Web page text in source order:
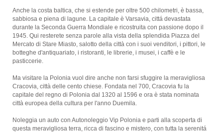
Anche la costa baltica, che si estende per oltre 500 chilometri, è bassa,
sabbiosa e piena di lagune. La capitale è Varsavia, cittá devastata
durante la Seconda Guerra Mondiale e ricostruita con passione dopo il
1945. Qui resterete senza parole alla vista della splendida Piazza del
Mercato di Stare Miasto, salotto della città con i suoi venditori, i pittori, le
botteghe d'antiquariato, i ristoranti, le librerie, i musei, i caffè e le
pasticcerie.
Ma visitare la Polonia vuol dire anche non farsi sfuggire la meravigliosa
Cracovia, città delle cento chiese. Fondata nel 700, Cracovia fu la
capitale del regno di Polonia dal 1320 al 1596 e ora è stata nominata
città europea della cultura per l'anno Duemila.
Noleggia un auto con Autonoleggio Vip Polonia e parti alla scoperta di
questa meravigliosa terra, ricca di fascino e mistero, con tutta la serenitá